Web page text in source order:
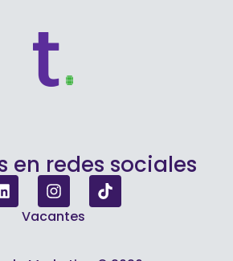
en redes sociales
Vacantes